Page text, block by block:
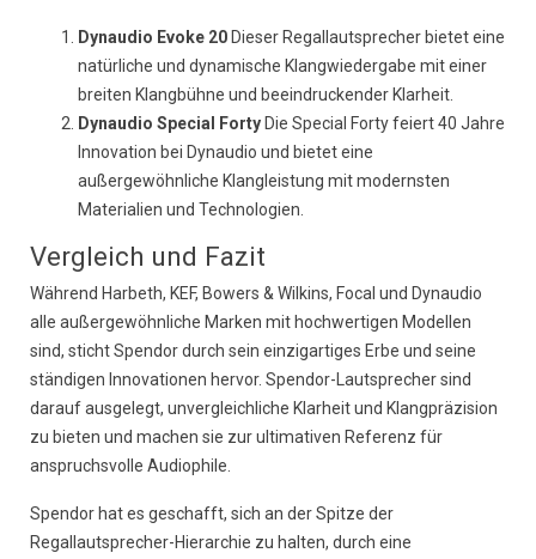
Dynaudio Evoke 20 Dieser Regallautsprecher bietet eine
natürliche und dynamische Klangwiedergabe mit einer
breiten Klangbühne und beeindruckender Klarheit.
Dynaudio Special Forty Die Special Forty feiert 40 Jahre
Innovation bei Dynaudio und bietet eine
außergewöhnliche Klangleistung mit modernsten
Materialien und Technologien.
Vergleich und Fazit
Während Harbeth, KEF, Bowers & Wilkins, Focal und Dynaudio
alle außergewöhnliche Marken mit hochwertigen Modellen
sind, sticht Spendor durch sein einzigartiges Erbe und seine
ständigen Innovationen hervor. Spendor-Lautsprecher sind
darauf ausgelegt, unvergleichliche Klarheit und Klangpräzision
zu bieten und machen sie zur ultimativen Referenz für
anspruchsvolle Audiophile.
Spendor hat es geschafft, sich an der Spitze der
Regallautsprecher-Hierarchie zu halten, durch eine